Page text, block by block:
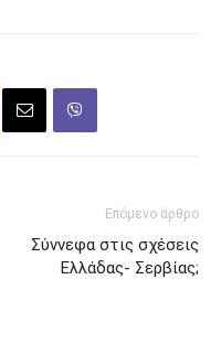
Επόμενο άρθρο
Σύννεφα στις σχέσεις
Ελλάδας- Σερβίας;